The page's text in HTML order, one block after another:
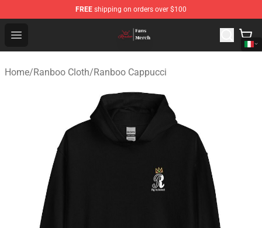
FREE shipping on orders over $100
Open menu
Ranboo Shop - Official Ranboo Merchandise Store
Home/Ranboo Cloth/Ranboo Cappucci